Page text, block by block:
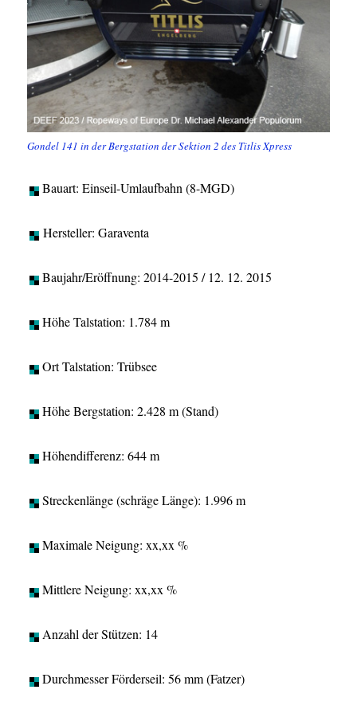
Gondel 141 in der Bergstation der Sektion 2 des Titlis Xpress
Bauart: Einseil-Umlaufbahn (8-MGD)
Hersteller: Garaventa
Baujahr/Eröffnung: 2014-2015 / 12. 12. 2015
Höhe Talstation: 1.784 m
Ort Talstation: Trübsee
Höhe Bergstation: 2.428 m (Stand)
Höhendifferenz: 644 m
Streckenlänge (schräge Länge): 1.996 m
Maximale Neigung: xx,xx %
Mittlere Neigung: xx,xx %
Anzahl der Stützen: 14
Durchmesser Förderseil: 56 mm (Fatzer)